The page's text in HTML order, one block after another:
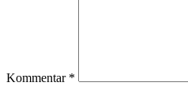
Kommentar *